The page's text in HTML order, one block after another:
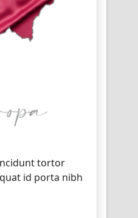
tortor
id porta nibh